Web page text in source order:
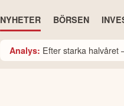
NYHETER BÖRSEN
Analys: Efter starka halvåret